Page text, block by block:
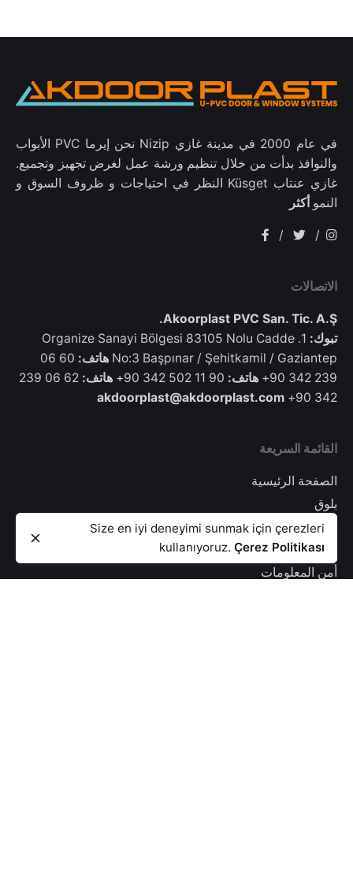
في عام 2000 في مدينة غازي Nizip نحن إيرما PVC الأبواب
والنوافذ بدأت من خلال تنظيم ورشة عمل لغرض تجهيز وتجميع.
غازي عنتاب Küsget النظر في احتياجات و ظروف السوق و
النمو أكثر
/
/
الاتصالات
Akoorplast PVC San. Tic. A.Ş.
تبوك:
1. Organize Sanayi Bölgesi 83105 Nolu Cadde
No:3 Başpınar / Şehitkamil / Gaziantep هاتف:
60 06
239 342 90+
هاتف: هاتف:
62 06 239
342 90+
akdoorplast@akdoorplast.com
القائمة السريعة
الصفحة الرئيسية
بلوق
سياسة الكوكيز
نص الإضاءة
أمن المعلومات
Size en iyi deneyimi sunmak için çerezleri
kullanıyoruz. Çerez Politikası